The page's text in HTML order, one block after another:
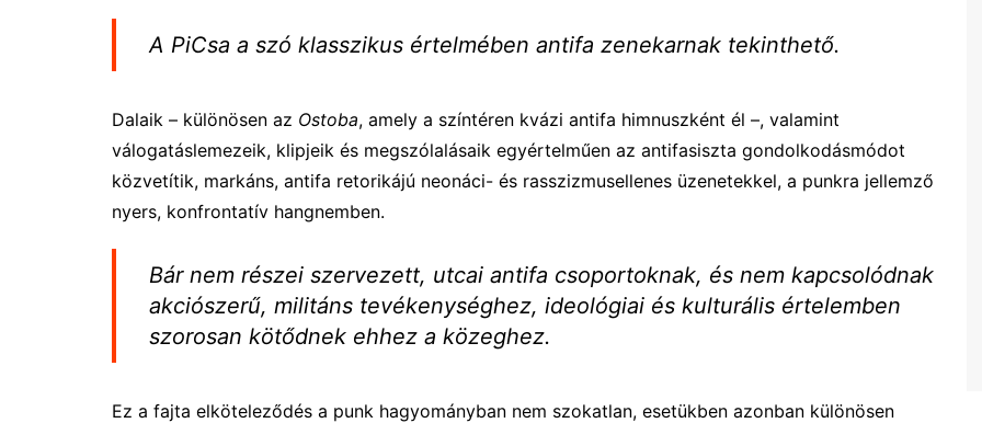
A PiCsa a szó klasszikus értelmében antifa zenekarnak tekinthető.
Dalaik – különösen az Ostoba, amely a színtéren kvázi antifa himnuszként él –, valamint
válogatáslemezeik, klipjeik és megszólalásaik egyértelműen az antifasiszta gondolkodásmódot
közvetítik, markáns, antifa retorikájú neonáci- és rasszizmusellenes üzenetekkel, a punkra jellemző
nyers, konfrontatív hangnemben.
Bár nem részei szervezett, utcai antifa csoportoknak, és nem kapcsolódnak
akciószerű, militáns tevékenységhez, ideológiai és kulturális értelemben
szorosan kötődnek ehhez a közeghez.
Ez a fajta elköteleződés a punk hagyományban nem szokatlan, esetükben azonban különösen